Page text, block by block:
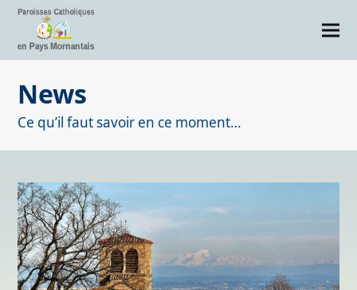
News
Ce qu’il faut savoir en ce moment…